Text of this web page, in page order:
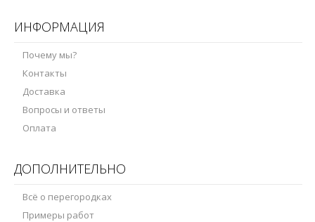
ИНФОРМАЦИЯ
Почему мы?
Контакты
Доставка
Вопросы и ответы
Оплата
ДОПОЛНИТЕЛЬНО
Всё о перегородках
Примеры работ